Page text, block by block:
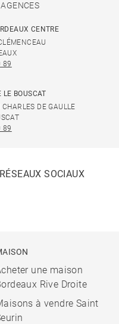
CENTRE
89
LE BOUSCAT
DE GAULLE
89
SOCIAUX
une maison
Rive Droite
à vendre Saint